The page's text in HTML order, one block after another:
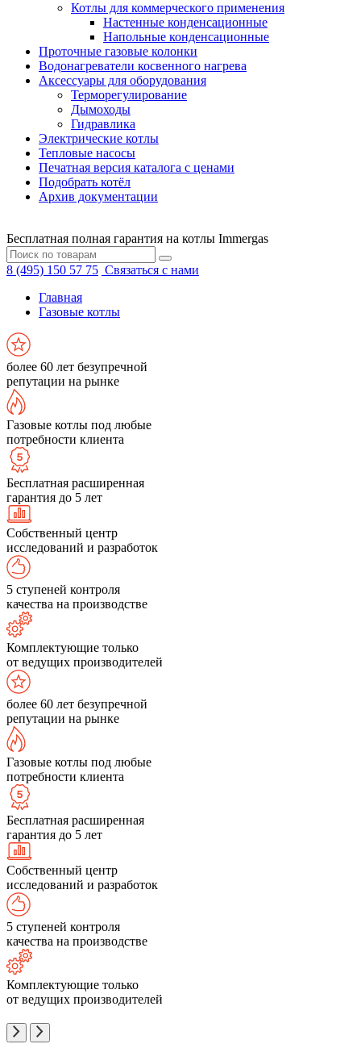
Котлы для коммерческого применения
Настенные конденсационные
Напольные конденсационные
Проточные газовые колонки
Водонагреватели косвенного нагрева
Аксессуары для оборудования
Терморегулирование
Дымоходы
Гидравлика
Электрические котлы
Тепловые насосы
Печатная версия каталога с ценами
Подобрать котёл
Архив документации
Бесплатная полная гарантия на котлы Immergas
8 (495) 150 57 75 Связаться с нами
Главная
Газовые котлы
более 60 лет безупречной
репутации на рынке
Газовые котлы под любые
потребности клиента
Бесплатная расширенная
гарантия до 5 лет
Собственный центр
исследований и разработок
5 ступеней контроля
качества на производстве
Комплектующие только
от ведущих производителей
более 60 лет безупречной
репутации на рынке
Газовые котлы под любые
потребности клиента
Бесплатная расширенная
гарантия до 5 лет
Собственный центр
исследований и разработок
5 ступеней контроля
качества на производстве
Комплектующие только
от ведущих производителей